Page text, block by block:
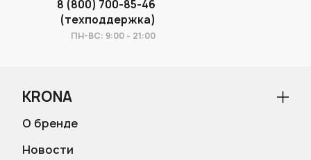
8 (800) 700-85-46
(техподдержка)
ПН-ВС: 9:00 - 21:00
KRONA
О бренде
Новости